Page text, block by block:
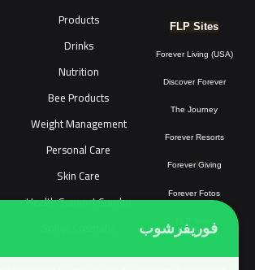
FLP Sites
Forever Living (USA)
Discover Forever
The Journey
Forever Resorts
Forever Giving
Forever Fotos
Products
Drinks
Nutrition
Bee Products
Weight Management
Personal Care
Skin Care
Health Support Combo
فوريفرشوب